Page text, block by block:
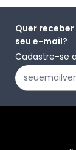
Quer
seu e-mail?
Cadastre-se